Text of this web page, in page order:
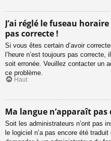
J’ai réglé le fuseau
pas correcte !
Si vous êtes certain d’avoir
l’heure n’est toujours pas
soit erronée. Veuillez contacter un
ce problème.
Haut
Ma langue n’apparaît pas
Soit les administrateurs n’ont pas
le logiciel n’a pas encore été